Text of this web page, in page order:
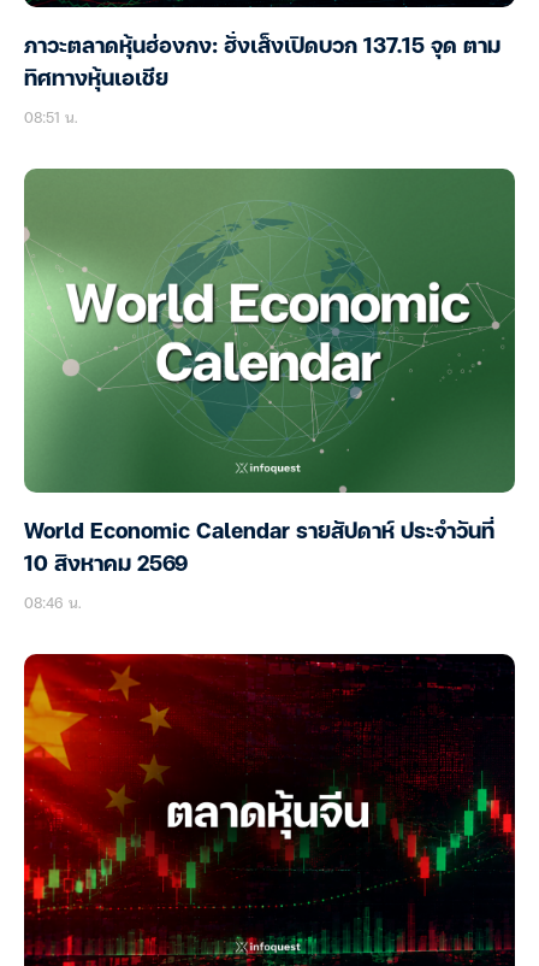
ภาวะตลาดหุ้นฮ่องกง: ฮั่งเส็งเปิดบวก 137.15 จุด ตาม
ทิศทางหุ้นเอเชีย
08:51 น.
World Economic Calendar รายสัปดาห์ ประจำวันที่
10 สิงหาคม 2569
08:46 น.